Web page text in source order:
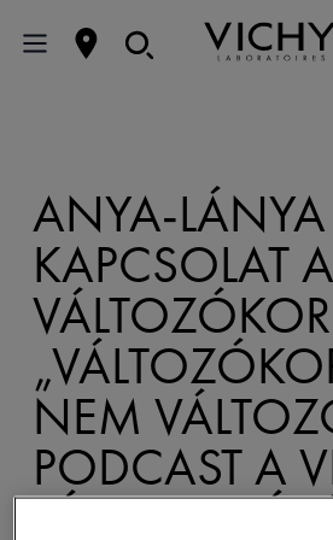
ANYA-LÁNYA
KAPCSOLAT A
NEM
PODCAST A